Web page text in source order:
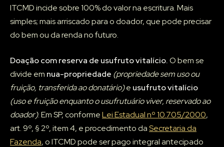
ITCMD incide sobre 100% do valor na escritura. Mais
simples; mais arriscado para o doador, que pode precisar
do bem ou da renda no futuro.
Doação com reserva de usufruto vitalício.O bem se
divide em nua-propriedade (propriedade sem uso ou
fruição, transferida ao donatário)e usufruto vitalício
(uso e fruição enquanto o usufrutuário viver, reservado ao
doador). Em SP, conformeLei Estadual nº 10.705/2000,
art. 9º, § 2º, item 4, e procedimento daSecretaria da
Fazenda, o ITCMD pode ser pago integral antecipado